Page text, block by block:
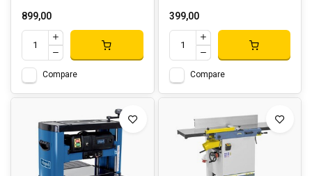
899,00
Compare
399,00
Compare